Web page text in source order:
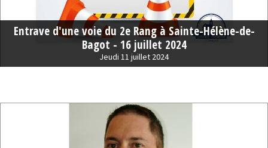
Entrave d'une voie du 2e Rang à Sainte-Hélène-de-
Bagot - 16 juillet 2024
Jeudi 11 juillet 2024